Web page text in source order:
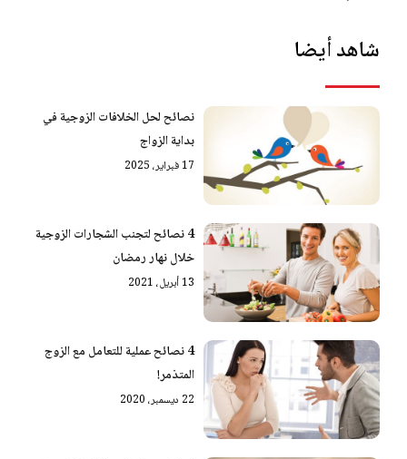
شاهد أيضا
نصائح لحل الخلافات الزوجية في
بداية الزواج
17 فبراير، 2025
4 نصائح لتجنب الشجارات الزوجية
خلال نهار رمضان
13 أبريل، 2021
4 نصائح عملية للتعامل مع الزوج
المتذمر!
22 ديسمبر، 2020